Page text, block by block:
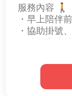
服務內容 🚶
・早上陪伴
・協助掛號
・陪同完成
・下午陪伴
・體驗陪伴